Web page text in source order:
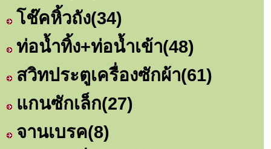
โช๊คหิ้วถัง(34)
ท่อน้ำทิ้ง+ท่อน้ำเข้า(48)
สวิทประตูเครื่องซักผ้า(61)
แกนซักเล็ก(27)
จานเบรค(8)